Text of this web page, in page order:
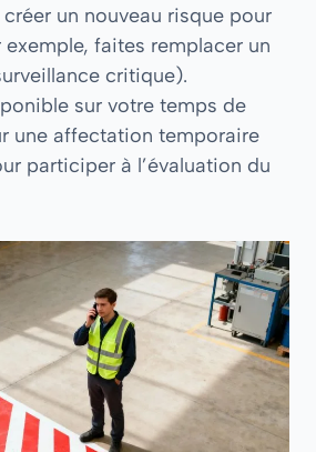
créer un nouveau risque pour
faites remplacer un
critique).
sur votre temps de
une affectation temporaire
participer à l’évaluation du